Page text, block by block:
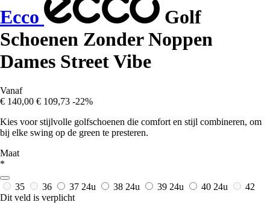
Ecco
Golf
Schoenen Zonder Noppen
Dames Street Vibe
Vanaf
€ 140,00 € 109,73 -22%
Kies voor stijlvolle golfschoenen die comfort en stijl combineren, om
bij elke swing op de green te presteren.
Maat
*
35 36 37 24u 38 24u 39 24u 40 24u
42
Dit veld is verplicht